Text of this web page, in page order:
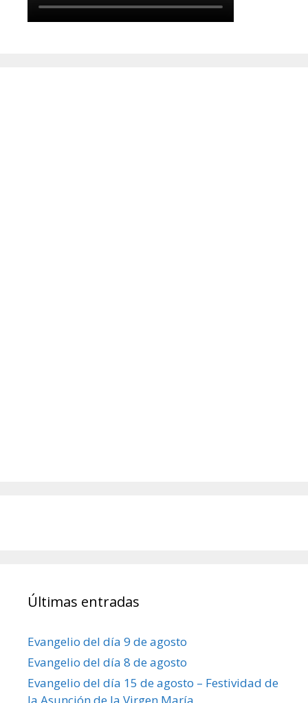
Últimas entradas
Evangelio del día 9 de agosto
Evangelio del día 8 de agosto
Evangelio del día 15 de agosto – Festividad de